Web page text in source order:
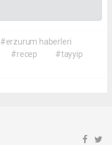
#erzurum haberleri
#recep
#tayyip